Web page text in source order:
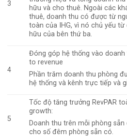
3
hữu và cho thuê. Ngoài các
thuê, doanh thu có được từ
toàn của IHG, vì nó chủ yếu
hữu của bên thứ ba.
4
Đóng góp hệ thống vào
to revenue
Phần trăm doanh thu phòng
hệ thống và kênh trực tiếp và
5
Tốc độ tăng trưởng RevPAR
growth:
Doanh thu trên mỗi phòng
cho số đêm phòng sẵn có.